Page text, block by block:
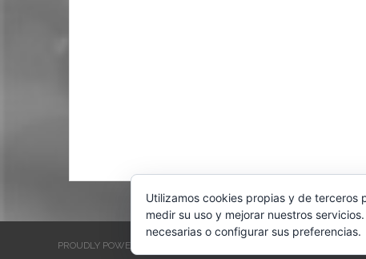
PROUDLY POWERED BY WORDPRESS
Utilizamos cookies propias y de terceros
medir su uso y mejorar nuestros
necesarias o configurar sus preferencias.